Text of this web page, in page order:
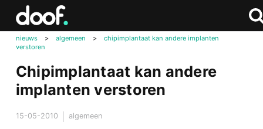
nieuws
> algemeen >
chipimplantaat kan andere implanten
verstoren
Chipimplantaat kan andere
implanten verstoren
15-05-2010 algemeen
Doof.nl